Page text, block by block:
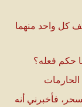
كل واحد منهما
حكم فعله؟
فأخبرني أنه